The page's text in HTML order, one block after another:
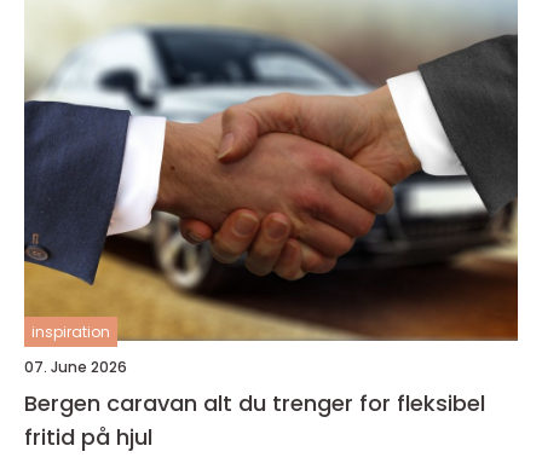
inspiration
07. June 2026
Bergen caravan alt du trenger for fleksibel
fritid på hjul